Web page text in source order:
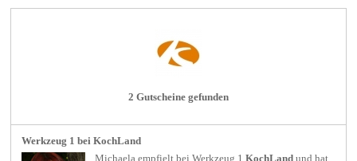
2 Gutscheine gefunden
Werkzeug 1 bei KochLand